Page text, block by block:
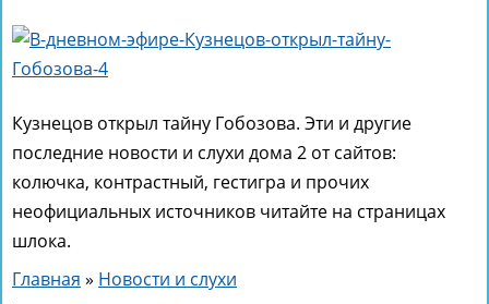
Кузнецов открыл тайну Гобозова. Эти и другие
последние новости и слухи дома 2 от сайтов:
колючка, контрастный, гестигра и прочих
неофициальных источников читайте на страницах
шлока.
Главная » Новости и слухи